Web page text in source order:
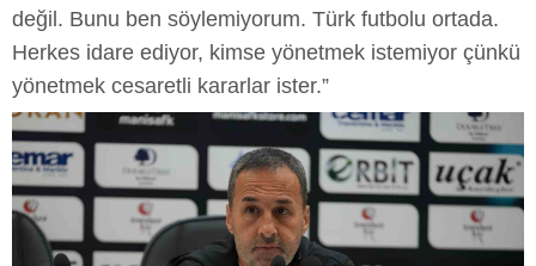
değil. Bunu ben söylemiyorum. Türk futbolu ortada.
Herkes idare ediyor, kimse yönetmek istemiyor çünkü
yönetmek cesaretli kararlar ister.”